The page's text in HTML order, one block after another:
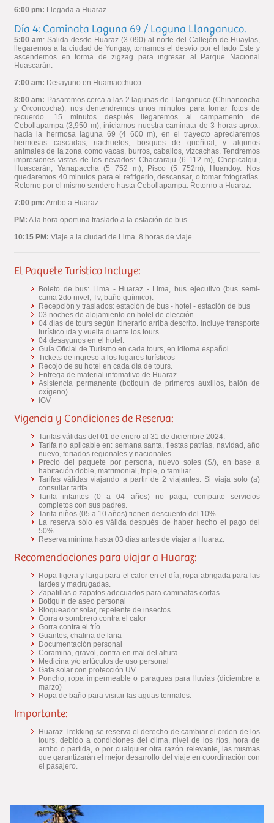
6:00 pm: Llegada a Huaraz.
Día 4: Caminata Laguna 69 / Laguna Llanganuco.
5:00 am: Salida desde Huaraz (3 090) al norte del Callejón de Huaylas,
llegaremos a la ciudad de Yungay, tomamos el desvío por el lado Este y
ascendemos en forma de zigzag para ingresar al Parque Nacional
Huascarán.
7:00 am: Desayuno en Huamacchuco.
8:00 am: Pasaremos cerca a las 2 lagunas de Llanganuco (Chinancocha
y Orconcocha), nos dentendremos unos minutos para tomar fotos de
recuerdo. 15 minutos después llegaremos al campamento de
Cebollapampa (3,950 m), iniciamos nuestra caminata de 3 horas aprox.
hacia la hermosa laguna 69 (4 600 m), en el trayecto apreciaremos
hermosas cascadas, riachuelos, bosques de queñual, y algunos
animales de la zona como vacas, burros, caballos, vizcachas. Tendremos
impresiones vistas de los nevados: Chacraraju (6 112 m), Chopicalqui,
Huascarán, Yanapaccha (5 752 m), Pisco (5 752m), Huandoy. Nos
quedaremos 40 minutos para el refrigerio, descansar, o tomar fotografías.
Retorno por el mismo sendero hasta Cebollapampa. Retorno a Huaraz.
7:00 pm: Arribo a Huaraz.
PM: A la hora oportuna traslado a la estación de bus.
10:15 PM: Viaje a la ciudad de Lima. 8 horas de viaje.
El Paquete Turístico Incluye:
Boleto de bus: Lima - Huaraz - Lima, bus ejecutivo (bus semi-
cama 2do nivel, Tv, baño químico).
Recepción y traslados: estación de bus - hotel - estación de bus
03 noches de alojamiento en hotel de elección
04 días de tours según itinerario arriba descrito. Incluye transporte
turístico ida y vuelta duante los tours.
04 desayunos en el hotel.
Guía Oficial de Turismo en cada tours, en idioma español.
Tickets de ingreso a los lugares turísticos
Recojo de su hotel en cada día de tours.
Entrega de material infomativo de Huaraz.
Asistencia permanente (botiquín de primeros auxilios, balón de
oxígeno)
IGV
Vigencia y Condiciones de Reserva:
Tarifas válidas del 01 de enero al 31 de diciembre 2024.
Tarifa no aplicable en: semana santa, fiestas patrias, navidad, año
nuevo, feriados regionales y nacionales.
Precio del paquete por persona, nuevo soles (S/), en base a
habitación doble, matrimonial, triple, o familiar.
Tarifas válidas viajando a partir de 2 viajantes. Si viaja solo (a)
consultar tarifa.
Tarifa infantes (0 a 04 años) no paga, comparte servicios
completos con sus padres.
Tarifa niños (05 a 10 años) tienen descuento del 10%.
La reserva sólo es válida después de haber hecho el pago del
50%.
Reserva mínima hasta 03 días antes de viajar a Huaraz.
Recomendaciones para viajar a Huaraz:
Ropa ligera y larga para el calor en el día, ropa abrigada para las
tardes y madrugadas.
Zapatillas o zapatos adecuados para caminatas cortas
Botiquín de aseo personal
Bloqueador solar, repelente de insectos
Gorra o sombrero contra el calor
Gorra contra el frío
Guantes, chalina de lana
Documentación personal
Coramina, gravol, contra en mal del altura
Medicina y/o artúculos de uso personal
Gafa solar con protección UV
Poncho, ropa impermeable o paraguas para lluvias (diciembre a
marzo)
Ropa de baño para visitar las aguas termales.
Importante:
Huaraz Trekking se reserva el derecho de cambiar el orden de los
tours, debido a condiciones del clima, nivel de los ríos, hora de
arribo o partida, o por cualquier otra razón relevante, las mismas
que garantizarán el mejor desarrollo del viaje en coordinación con
el pasajero.